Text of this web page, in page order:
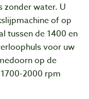
zonder water. U
of op
tussen de 1400 en
voor uw
op de
2000 rpm